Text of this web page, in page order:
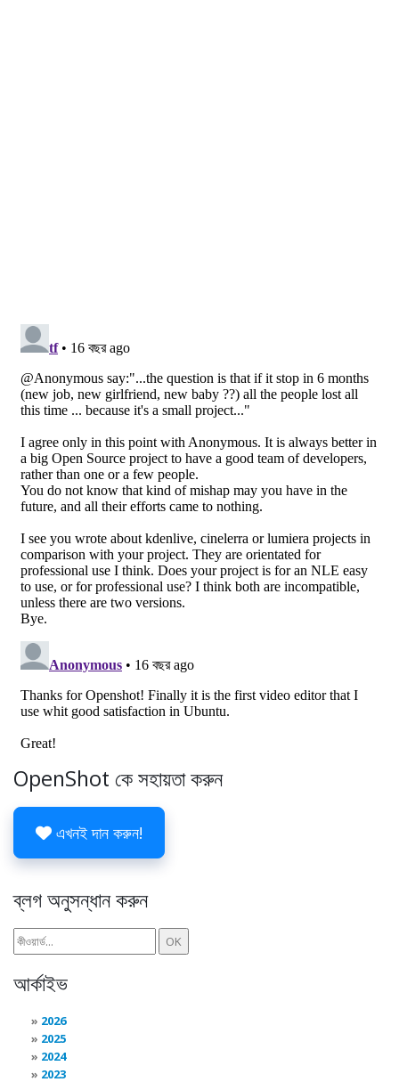
OpenShot কে সহায়তা করুন
এখনই দান করুন!
ব্লগ অনুসন্ধান করুন
আর্কাইভ
2026
2025
2024
2023